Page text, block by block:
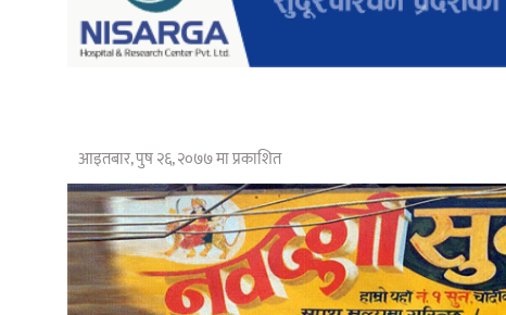
आइतबार, पुष २६, २०७७ मा प्रकाशित